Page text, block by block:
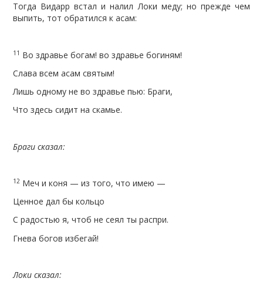
Тогда Видарр встал и налил Локи меду; но прежде чем
выпить, тот обратился к асам:
11 Во здравье богам! во здравье богиням!
Слава всем асам святым!
Лишь одному не во здравье пью: Браги,
Что здесь сидит на скамье.
Браги сказал:
12 Меч и коня — из того, что имею —
Ценное дал бы кольцо
С радостью я, чтоб не сеял ты распри.
Гнева богов избегай!
Локи сказал: